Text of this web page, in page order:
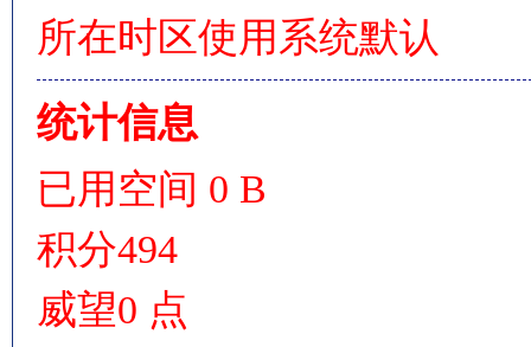
所在时区使用系统默认
统计信息
已用空间 0 B
积分494
威望0 点